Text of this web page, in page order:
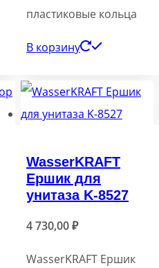
пластиковые кольца
В корзину
WasserKRAFT
Ершик для
унитаза K-8527
4 730,00₽
WasserKRAFT Ершик